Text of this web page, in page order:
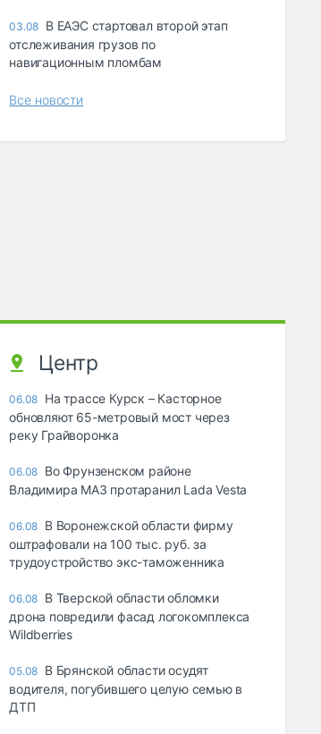
03.08 В ЕАЭС стартовал второй этап
отслеживания грузов по
навигационным пломбам
Все новости
Центр
06.08 На трассе Курск – Касторное
обновляют 65-метровый мост через
реку Грайворонка
06.08 Во Фрунзенском районе
Владимира МАЗ протаранил Lada Vesta
06.08 В Воронежской области фирму
оштрафовали на 100 тыс. руб. за
трудоустройство экс-таможенника
06.08 В Тверской области обломки
дрона повредили фасад логокомплекса
Wildberries
05.08 В Брянской области осудят
водителя, погубившего целую семью в
ДТП